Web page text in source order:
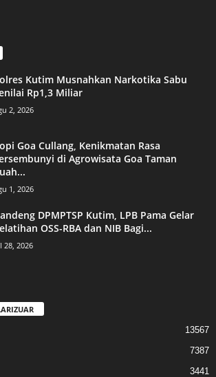
Kutim Musnahkan Narkotika Sabu
Rp1,3 Miliar
2, 2026
Goa Cullang, Kenikmatan Rasa
di Agrowisata Goa Taman
1, 2026
DPMPTSP Kutim, LPB Pama Gelar
OSS-RBA dan NIB Bagi...
28, 2026
13567
7387
3441